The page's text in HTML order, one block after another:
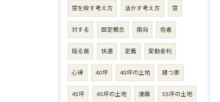
窓を殺す考え方 活かす考え方 窓
対する 固定概念 南向 信者
陥る罠 快適 定義 変動金利
心得 40坪 40坪の土地 建つ家
45坪 45坪の土地 漫画 55坪の土地